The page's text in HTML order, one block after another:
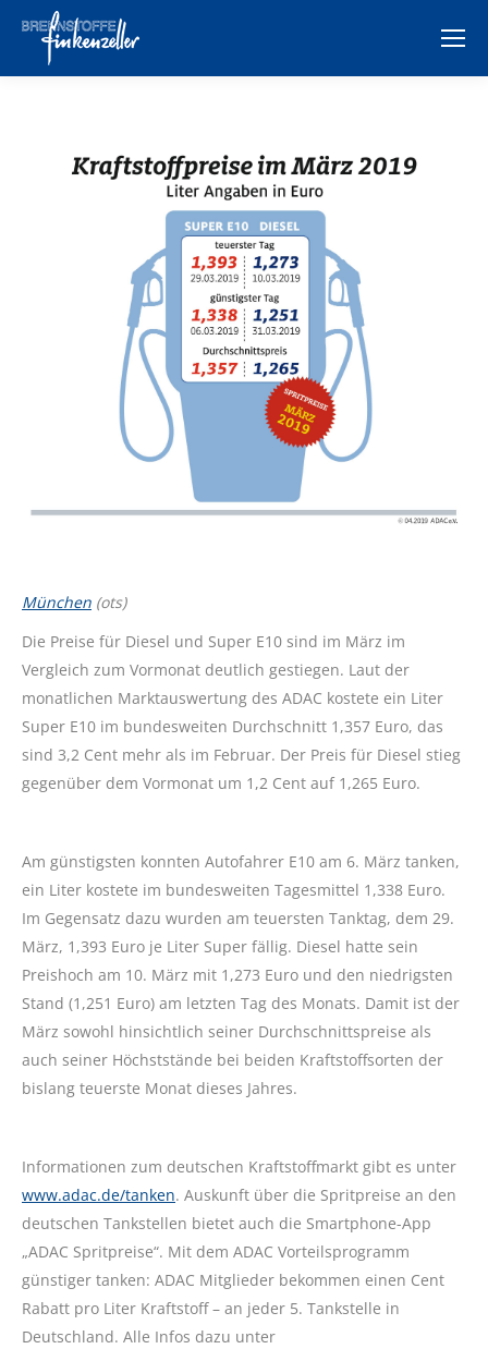
München (ots)
Die Preise für Diesel und Super E10 sind im März im
Vergleich zum Vormonat deutlich gestiegen. Laut der
monatlichen Marktauswertung des ADAC kostete ein Liter
Super E10 im bundesweiten Durchschnitt 1,357 Euro, das
sind 3,2 Cent mehr als im Februar. Der Preis für Diesel stieg
gegenüber dem Vormonat um 1,2 Cent auf 1,265 Euro.
Am günstigsten konnten Autofahrer E10 am 6. März tanken,
ein Liter kostete im bundesweiten Tagesmittel 1,338 Euro.
Im Gegensatz dazu wurden am teuersten Tanktag, dem 29.
März, 1,393 Euro je Liter Super fällig. Diesel hatte sein
Preishoch am 10. März mit 1,273 Euro und den niedrigsten
Stand (1,251 Euro) am letzten Tag des Monats. Damit ist der
März sowohl hinsichtlich seiner Durchschnittspreise als
auch seiner Höchststände bei beiden Kraftstoffsorten der
bislang teuerste Monat dieses Jahres.
Informationen zum deutschen Kraftstoffmarkt gibt es unter
www.adac.de/tanken. Auskunft über die Spritpreise an den
deutschen Tankstellen bietet auch die Smartphone-App
„ADAC Spritpreise“. Mit dem ADAC Vorteilsprogramm
günstiger tanken: ADAC Mitglieder bekommen einen Cent
Rabatt pro Liter Kraftstoff – an jeder 5. Tankstelle in
Deutschland. Alle Infos dazu unter